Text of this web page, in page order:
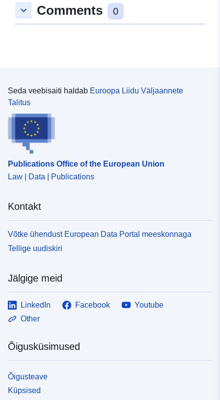
keyboard_arrow_down Comments 0
Seda veebisaiti haldab Euroopa Liidu Väljaannete
Talitus
Publications Office of the European Union
Law | Data | Publications
Kontakt
Võtke ühendust European Data Portal meeskonnaga
Tellige uudiskiri
Jälgige meid
LinkedIn Facebook
Youtube
Other
Õigusküsimused
Õigusteave
Küpsised